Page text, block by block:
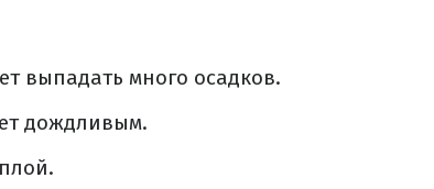
выпадать много осадков.
дождливым.